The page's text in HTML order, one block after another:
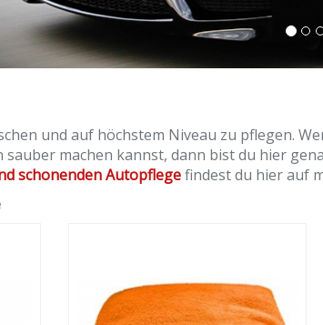
und auf höchstem Niveau zu pflegen.
machen kannst, dann bist du hier
schonenden Autopflegefindest du hier auf